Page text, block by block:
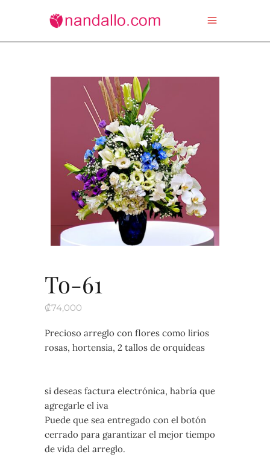
To-61
₡74,000
Precioso arreglo con flores como lirios
rosas, hortensia, 2 tallos de orquídeas
si deseas factura electrónica, habría que
agregarle el iva
Puede que sea entregado con el botón
cerrado para garantizar el mejor tiempo
de vida del arreglo.